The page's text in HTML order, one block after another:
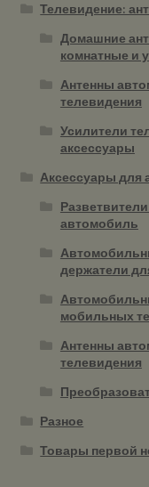
Телевидение:
Домашние
комнатные и
Антенны
телевидения
Усилители
аксессуары
Аксессуары для
автомобиль
держатели
мобильных
Антенны
телевидения
Разное
Товары первой